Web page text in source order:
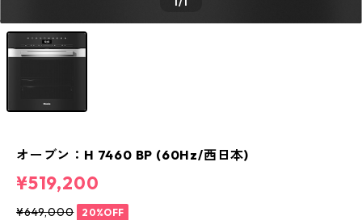
オーブン：H 7460 BP (60Hz/西日本)
¥519,200
¥649,000
20%OFF